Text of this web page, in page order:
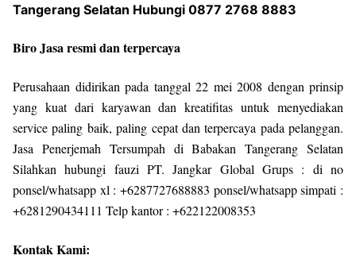
Tangerang Selatan Hubungi 0877 2768 8883
Biro Jasa resmi dan terpercaya
Perusahaan didirikan pada tanggal 22 mei 2008 dengan prinsip
yang kuat dari karyawan dan kreatifitas untuk menyediakan
service paling baik, paling cepat dan terpercaya pada pelanggan.
Jasa Penerjemah Tersumpah di Babakan Tangerang Selatan
Silahkan hubungi fauzi PT. Jangkar Global Grups : di no
ponsel/whatsapp xl : +6287727688883 ponsel/whatsapp simpati :
+6281290434111 Telp kantor : +622122008353
Kontak Kami: